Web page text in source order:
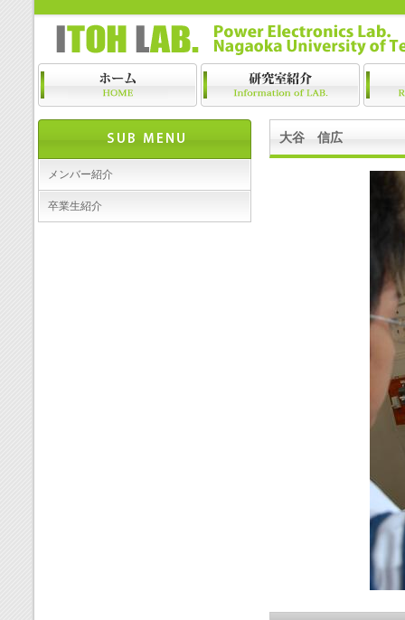
大谷 信広
メンバー紹介
卒業生紹介